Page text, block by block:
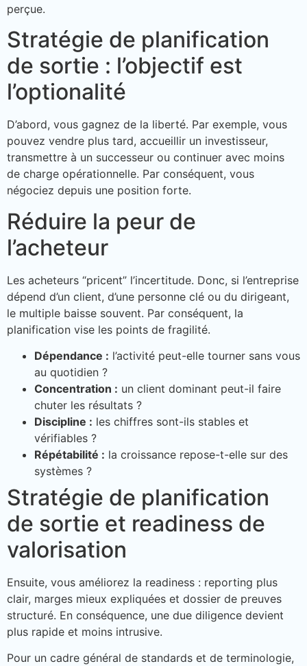
perçue.
Stratégie de planification
de sortie : l’objectif est
l’optionalité
D’abord, vous gagnez de la liberté. Par exemple, vous
pouvez vendre plus tard, accueillir un investisseur,
transmettre à un successeur ou continuer avec moins
de charge opérationnelle. Par conséquent, vous
négociez depuis une position forte.
Réduire la peur de
l’acheteur
Les acheteurs “pricent” l’incertitude. Donc, si l’entreprise
dépend d’un client, d’une personne clé ou du dirigeant,
le multiple baisse souvent. Par conséquent, la
planification vise les points de fragilité.
Dépendance : l’activité peut-elle tourner sans vous
au quotidien ?
Concentration : un client dominant peut-il faire
chuter les résultats ?
Discipline : les chiffres sont-ils stables et
vérifiables ?
Répétabilité : la croissance repose-t-elle sur des
systèmes ?
Stratégie de planification
de sortie et readiness de
valorisation
Ensuite, vous améliorez la readiness : reporting plus
clair, marges mieux expliquées et dossier de preuves
structuré. En conséquence, une due diligence devient
plus rapide et moins intrusive.
Pour un cadre général de standards et de terminologie,